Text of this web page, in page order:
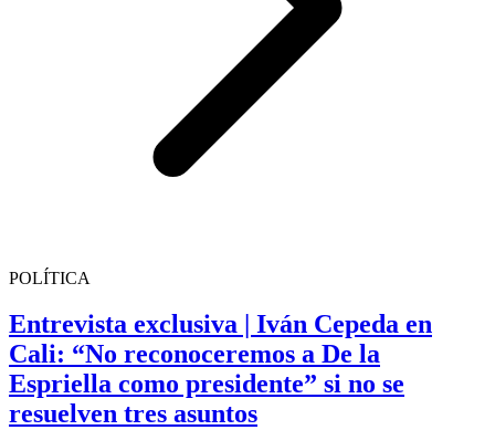
POLÍTICA
Entrevista exclusiva | Iván Cepeda en
Cali: “No reconoceremos a De la
Espriella como presidente” si no se
resuelven tres asuntos